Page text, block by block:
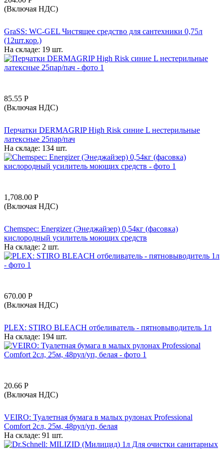
(Включая НДС)
GraSS: WC-GEL Чистящее средство для сантехники 0,75л
(12шт.кор.)
На складе: 19 шт.
85.55 Р
(Включая НДС)
Перчатки DERMAGRIP High Risk синие L нестерильные
латексные 25пар/пач
На складе: 134 шт.
1,708.00 Р
(Включая НДС)
Chemspec: Energizer (Энеджайзер) 0,54кг (фасовка)
кислородный усилитель моющих средств
На складе: 2 шт.
670.00 Р
(Включая НДС)
PLEX: STIRO BLEACH отбеливатель - пятновыводитель 1л
На складе: 194 шт.
20.66 Р
(Включая НДС)
VEIRO: Туалетная бумага в малых рулонах Professional
Comfort 2сл, 25м, 48рул/уп, белая
На складе: 91 шт.